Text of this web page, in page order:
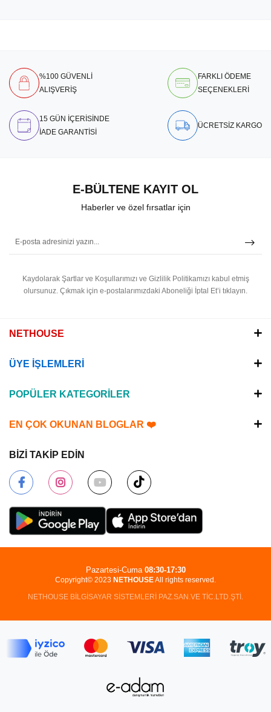
%100 GÜVENLİ
ALIŞVERİŞ
FARKLI ÖDEME
SEÇENEKLERİ
15 GÜN İÇERİSİNDE
İADE GARANTİSİ
ÜCRETSİZ KARGO
E-BÜLTENE KAYIT OL
Haberler ve özel fırsatlar için
Kaydolarak Şartlar ve Koşullarımızı ve Gizlilik Politikamızı kabul etmiş
olursunuz. Çıkmak için e-postalarımızdaki Aboneliği İptal Et’i tıklayın.
NETHOUSE
ÜYE İŞLEMLERİ
POPÜLER KATEGORİLER
EN ÇOK OKUNAN BLOGLAR ❤️
BİZİ TAKİP EDİN
Copyright© 2023 NETHOUSEAll rights reserved.
NETHOUSE BİLGİSAYAR SİSTEMLERİ PAZ.SAN.VE TİC.LTD.ŞTİ.
Pazartesi-Cuma 08:30-17:30